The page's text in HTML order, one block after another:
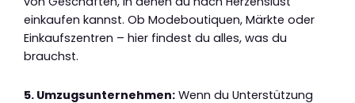
einkaufen kannst. Ob Modeboutiquen, Märkte oder
Einkaufszentren – hier findest du alles, was du
brauchst.
5. Umzugsunternehmen: Wenn du Unterstützung